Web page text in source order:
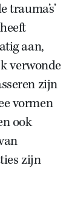
aan,
verwonde
zijn
vormen
ook
zijn